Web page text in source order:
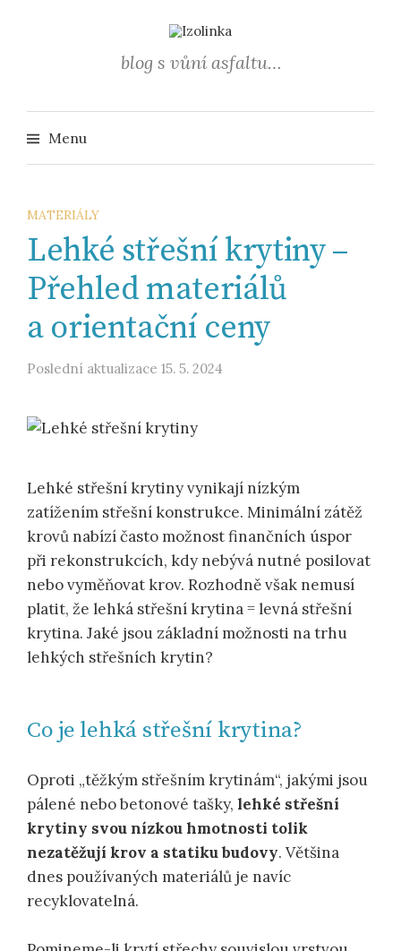
blog s vůní asfaltu…
Menu
MATERIÁLY
Lehké střešní krytiny –
Přehled materiálů
a orientační ceny
Poslední aktualizace 15. 5. 2024
Lehké střešní krytiny vynikají nízkým
zatížením střešní konstrukce. Minimální zátěž
krovů nabízí často možnost finančních úspor
při rekonstrukcích, kdy nebývá nutné posilovat
nebo vyměňovat krov. Rozhodně však nemusí
platit, že lehká střešní krytina = levná střešní
krytina. Jaké jsou základní možnosti na trhu
lehkých střešních krytin?
Co je lehká střešní krytina?
Oproti „těžkým střešním krytinám“, jakými jsou
pálené nebo betonové tašky, lehké střešní
krytiny svou nízkou hmotnosti tolik
nezatěžují krov a statiku budovy. Většina
dnes používaných materiálů je navíc
recyklovatelná.